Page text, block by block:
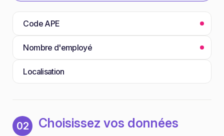
Code APE
Nombre d'employé
Localisation
02 Choisissez vos données